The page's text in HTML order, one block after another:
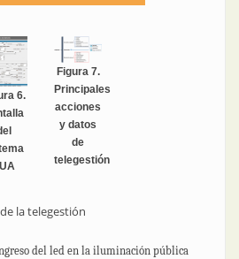
6.
Figura 7.
Principales
acciones
y datos
de
telegestión
la telegestión
del led en la iluminación pública